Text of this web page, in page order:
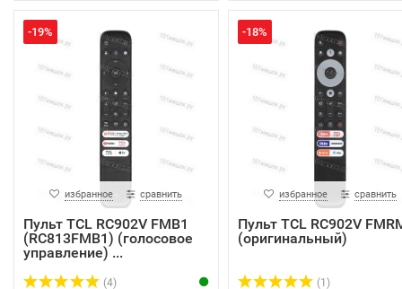
-19%
избранное сравнить
Пульт TCL RC902V FMB1
(RC813FMB1) (голосовое
управление) ...
(4)
-18%
избранное сравнить
Пульт TCL RC902V
(оригинальный)
(1)